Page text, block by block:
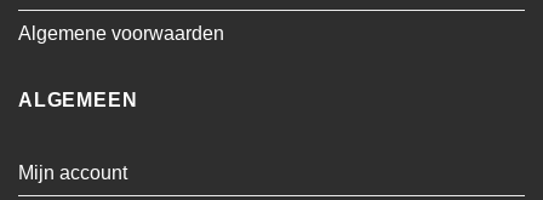
Algemene voorwaarden
ALGEMEEN
Mijn account